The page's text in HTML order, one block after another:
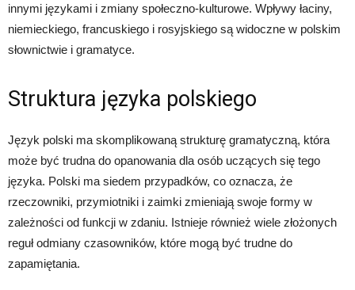
innymi językami i zmiany społeczno-kulturowe. Wpływy łaciny,
niemieckiego, francuskiego i rosyjskiego są widoczne w polskim
słownictwie i gramatyce.
Struktura języka polskiego
Język polski ma skomplikowaną strukturę gramatyczną, która
może być trudna do opanowania dla osób uczących się tego
języka. Polski ma siedem przypadków, co oznacza, że
rzeczowniki, przymiotniki i zaimki zmieniają swoje formy w
zależności od funkcji w zdaniu. Istnieje również wiele złożonych
reguł odmiany czasowników, które mogą być trudne do
zapamiętania.